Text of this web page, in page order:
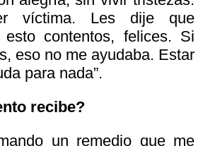
víctima. Les dije que
esto contentos, felices. Si
eso no me ayudaba. Estar
para nada”.
recibe?
un remedio que me